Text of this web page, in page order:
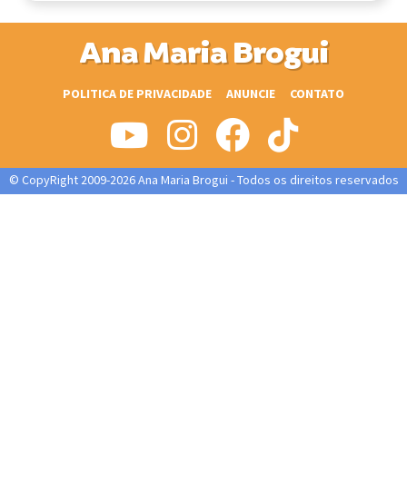
Ana Maria Brogui
POLITICA DE PRIVACIDADE ANUNCIE CONTATO
© CopyRight 2009-2026 Ana Maria Brogui - Todos os direitos reservados